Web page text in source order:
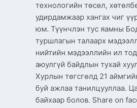
технологийн төсөл,
удирдамжаар хангах чиг
юм. Түүнчлэн тус яамны
туршлагын талаарх
нийтийн мэдээллийн ил
аюулгүй байдлын тухай
Хурлын төгсгөлд 21
буй ажлаа танилцууллаа.
байхаар болов. Share on